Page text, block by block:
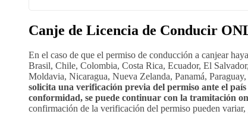
Canje de Licencia de Conducir
En el caso de que el permiso de conducción a canjear
Brasil, Chile, Colombia, Costa Rica, Ecuador, El
Moldavia, Nicaragua, Nueva Zelanda, Panamá,
solicita una verificación previa del permiso ante el
conformidad, se puede continuar con la tramitación
confirmación de la verificación del permiso pueden